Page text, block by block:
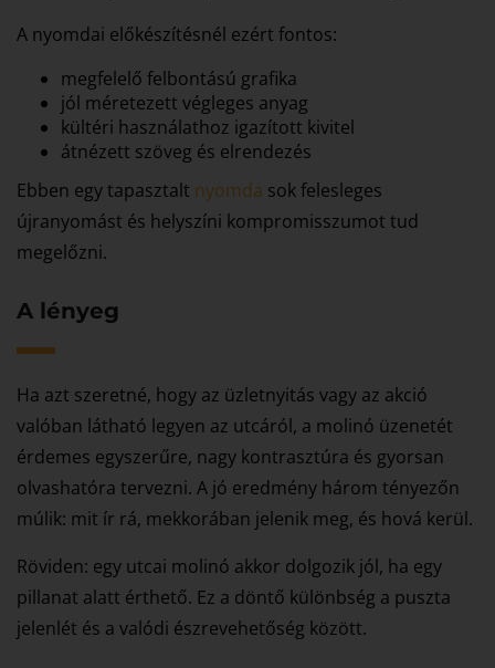
A nyomdai előkészítésnél ezért fontos:
megfelelő felbontású grafika
jól méretezett végleges anyag
kültéri használathoz igazított kivitel
átnézett szöveg és elrendezés
Ebben egy tapasztalt nyomda sok felesleges
újranyomást és helyszíni kompromisszumot tud
megelőzni.
A lényeg
Ha azt szeretné, hogy az üzletnyitás vagy az akció
valóban látható legyen az utcáról, a molinó üzenetét
érdemes egyszerűre, nagy kontrasztúra és gyorsan
olvashatóra tervezni. A jó eredmény három tényezőn
múlik: mit ír rá, mekkorában jelenik meg, és hová kerül.
Röviden: egy utcai molinó akkor dolgozik jól, ha egy
pillanat alatt érthető. Ez a döntő különbség a puszta
jelenlét és a valódi észrevehetőség között.